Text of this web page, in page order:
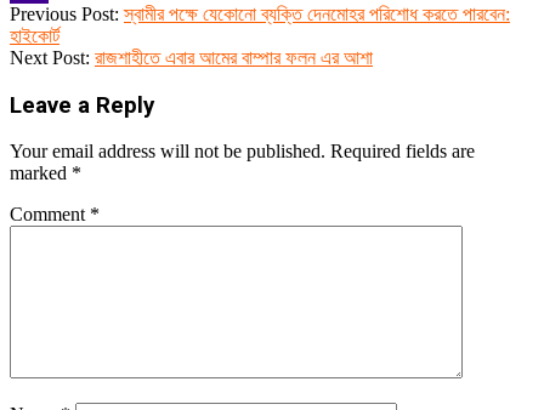
Yahoo
Mail
2022-
03-
23
Previous Post:স্বামীর পক্ষে যেকোনো ব্যক্তি দেনমোহর পরিশোধ করতে পারবেন:
হাইকোর্ট
Next Post: রাজশাহীতে এবার আমের বাম্পার ফলন এর আশা
Leave a Reply
Your email address will not be published. Required fields are
marked *
Comment *